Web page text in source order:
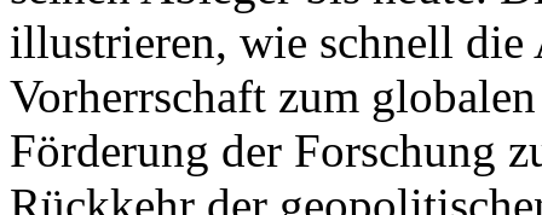
illustrieren, wie schnell die
Vorherrschaft zum
Förderung der Forschung
Rückkehr der